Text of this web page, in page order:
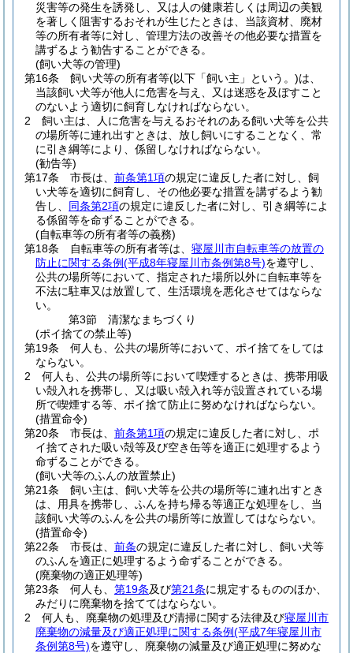
災害等の発生を誘発し、又は人の健康若しくは周辺の美観
を著しく阻害するおそれが生じたときは、当該資材、廃材
等の所有者等に対し、管理方法の改善その他必要な措置を
講ずるよう勧告することができる。
(飼い犬等の管理)
第16条
飼い犬等の所有者等(以下「飼い主」という。)は、
当該飼い犬等が他人に危害を与え、又は迷惑を及ぼすこと
のないよう適切に飼育しなければならない。
2
飼い主は、人に危害を与えるおそれのある飼い犬等を公共
の場所等に連れ出すときは、放し飼いにすることなく、常
に引き綱等により、係留しなければならない。
(勧告等)
第17条
市長は、 前条第1項の規定に違反した者に対し、飼
い犬等を適切に飼育し、その他必要な措置を講ずるよう勧
告し、 同条第2項の規定に違反した者に対し、引き綱等によ
る係留等を命ずることができる。
(自転車等の所有者等の義務)
第18条
自転車等の所有者等は、 寝屋川市自転車等の放置の
防止に関する条例(平成8年寝屋川市条例第8号)を遵守し、
公共の場所等において、指定された場所以外に自転車等を
不法に駐車又は放置して、生活環境を悪化させてはならな
い。
第3節
清潔なまちづくり
(ポイ捨ての禁止等)
第19条
何人も、公共の場所等において、ポイ捨てをしては
ならない。
2
何人も、公共の場所等において喫煙するときは、携帯用吸
い殻入れを携帯し、又は吸い殻入れ等が設置されている場
所で喫煙する等、ポイ捨て防止に努めなければならない。
(措置命令)
第20条
市長は、 前条第1項の規定に違反した者に対し、ポ
イ捨てされた吸い殻等及び空き缶等を適正に処理するよう
命ずることができる。
(飼い犬等のふんの放置禁止)
第21条
飼い主は、飼い犬等を公共の場所等に連れ出すとき
は、用具を携帯し、ふんを持ち帰る等適正な処理をし、当
該飼い犬等のふんを公共の場所等に放置してはならない。
(措置命令)
第22条
市長は、 前条の規定に違反した者に対し、飼い犬等
のふんを適正に処理するよう命ずることができる。
(廃棄物の適正処理等)
第23条
何人も、 第19条及び第21条に規定するもののほか、
みだりに廃棄物を捨ててはならない。
2
何人も、廃棄物の処理及び清掃に関する法律及び寝屋川市
廃棄物の減量及び適正処理に関する条例(平成7年寝屋川市
条例第8号)を遵守し、廃棄物の減量及び適正処理に努めな